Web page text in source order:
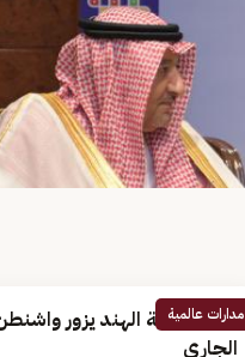
مدارات عالمية
الجاري